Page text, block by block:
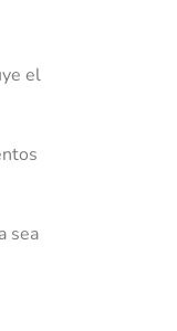
el
sea